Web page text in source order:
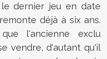
dernier jeu en date
déjà à six ans.
l'ancienne exclu
vendre, d'autant qu'il